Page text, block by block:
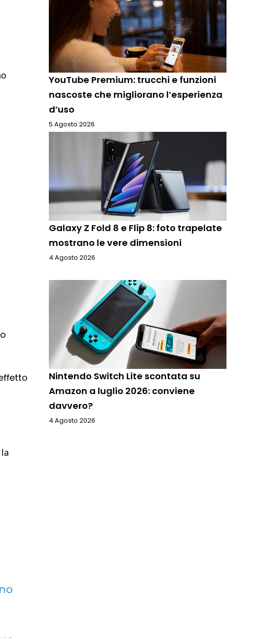
YouTube Premium: trucchi e funzioni
nascoste che migliorano l’esperienza
d’uso
5 Agosto 2026
Galaxy Z Fold 8 e Flip 8: foto trapelate
mostrano le vere dimensioni
4 Agosto 2026
Nintendo Switch Lite scontata su
Amazon a luglio 2026: conviene
davvero?
4 Agosto 2026